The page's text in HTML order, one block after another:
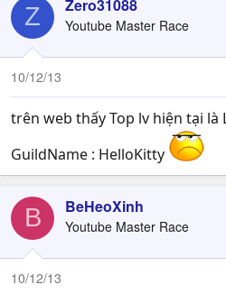
Z Zero31088
Youtube Master Race
10/12/13
trên web thấy Top lv hiện tại là
GuildName : HelloKitty
B BeHeoXinh
Youtube Master Race
10/12/13